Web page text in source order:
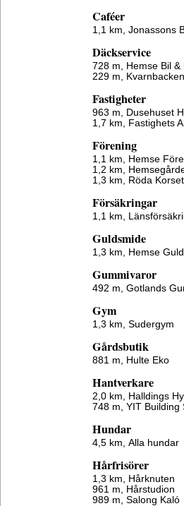
Caféer
1,1 km, Jonassons
Däckservice
728 m, Hemse Bil &
229 m,
Fastigheter
963 m, Dusehuset
1,7 km, Fastighets
Förening
1,1 km, Hemse
1,2 km,
1,3 km, Röda
Försäkringar
1,1 km,
Guldsmide
1,3 km, Hemse
Gummivaror
492 m, Gotlands
Gym
1,3 km, Sudergym
Gårdsbutik
881 m, Hulte Eko
Hantverkare
2,0 km, Halldings
748 m, YIT Building
Hundar
4,5 km, Alla hundar
Hårfrisörer
1,3 km, Hårknuten
961 m, Hårstudion
989 m, Salong Kaló